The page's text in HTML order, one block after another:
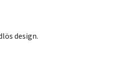
design.